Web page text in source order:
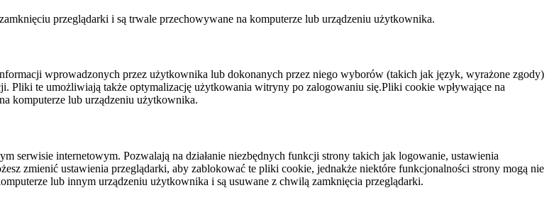
przeglądarki i są trwale przechowywane na komputerze lub urządzeniu użytkownika.
wprowadzonych przez użytkownika lub dokonanych przez niego wyborów (takich jak język, wyrażone zgody)
Pliki te umożliwiają także optymalizację użytkowania witryny po zalogowaniu się.Pliki cookie wpływające na
komputerze lub urządzeniu użytkownika.
serwisie internetowym. Pozwalają na działanie niezbędnych funkcji strony takich jak logowanie, ustawienia
zmienić ustawienia przeglądarki, aby zablokować te pliki cookie, jednakże niektóre funkcjonalności strony mogą nie
lub innym urządzeniu użytkownika i są usuwane z chwilą zamknięcia przeglądarki.